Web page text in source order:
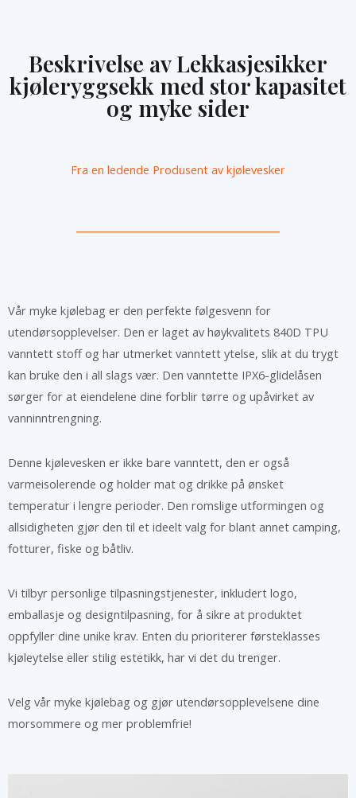
Beskrivelse av Lekkasjesikker
kjøleryggsekk med stor kapasitet
og myke sider
Fra en ledende Produsent av kjølevesker
Vår myke kjølebag er den perfekte følgesvenn for
utendørsopplevelser. Den er laget av høykvalitets 840D TPU
vanntett stoff og har utmerket vanntett ytelse, slik at du trygt
kan bruke den i all slags vær. Den vanntette IPX6-glidelåsen
sørger for at eiendelene dine forblir tørre og upåvirket av
vanninntrengning.
Denne kjølevesken er ikke bare vanntett, den er også
varmeisolerende og holder mat og drikke på ønsket
temperatur i lengre perioder. Den romslige utformingen og
allsidigheten gjør den til et ideelt valg for blant annet camping,
fotturer, fiske og båtliv.
Vi tilbyr personlige tilpasningstjenester, inkludert logo,
emballasje og designtilpasning, for å sikre at produktet
oppfyller dine unike krav. Enten du prioriterer førsteklasses
kjøleytelse eller stilig estetikk, har vi det du trenger.
Velg vår myke kjølebag og gjør utendørsopplevelsene dine
morsommere og mer problemfrie!